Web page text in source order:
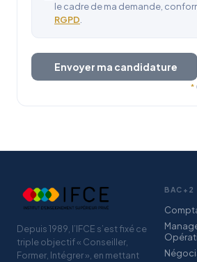
le cadre de ma demande,
RGPD
Envoyer ma candidature
*
Depuis 1989, l’IFCE s’est fixé ce
triple objectif « Conseiller,
Former, Intégrer », en mettant
BAC+2